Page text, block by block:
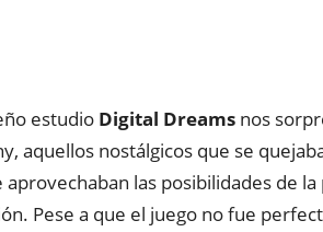
estudio Digital Dreams nos
aquellos nostálgicos que se
aprovechaban las posibilidades de
Pese a que el juego no fue